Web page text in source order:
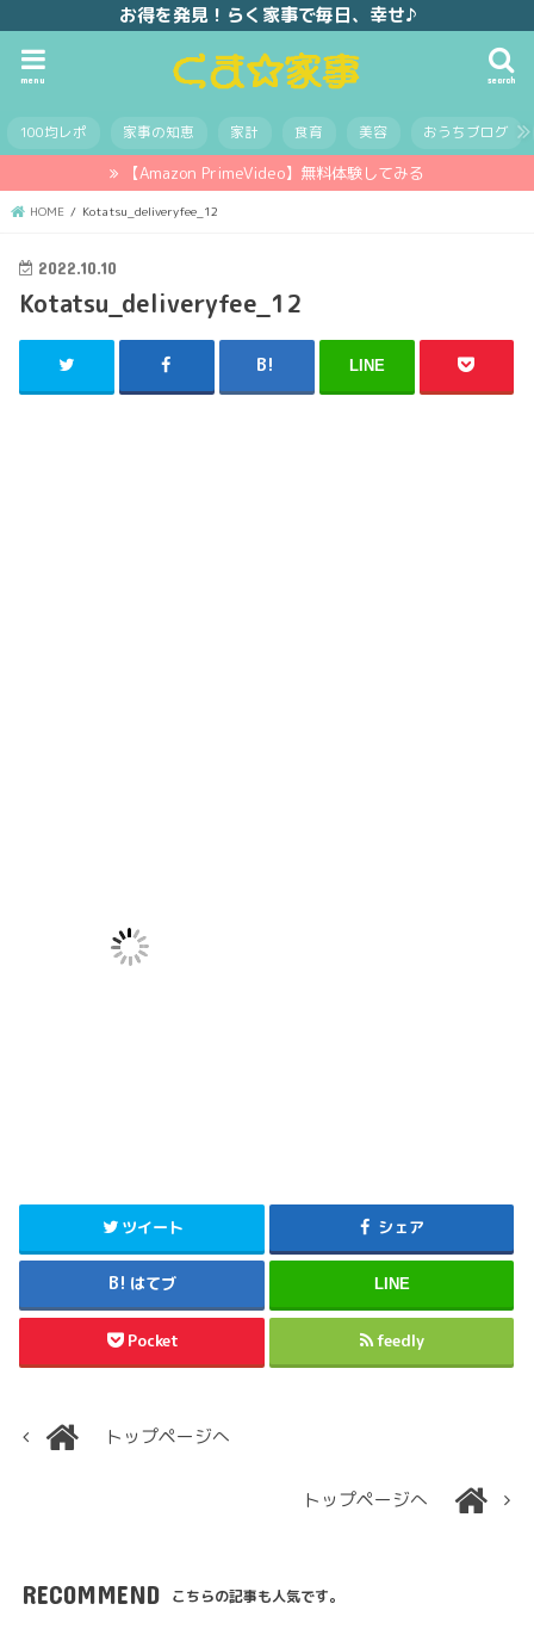
お得を発見！らく家事で毎日、幸せ♪
search
menu
100均レポ 家事の知恵 家計 食育 美容 おうちブログ
【Amazon PrimeVideo】無料体験してみる
HOME Kotatsu_deliveryfee_12
2022.10.10
Kotatsu_deliveryfee_12
LINE
ツイート シェア
はてブ LINE
Pocket feedly
トップページへ
トップページへ
RECOMMEND こちらの記事も人気です。